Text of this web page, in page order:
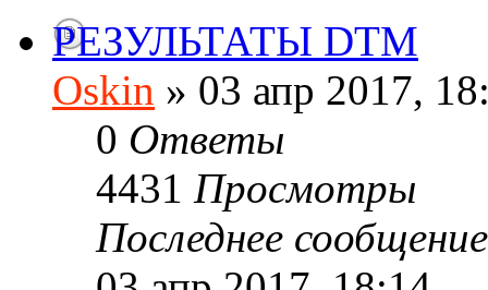
РЕЗУЛЬТАТЫ DTM
Oskin » 03 апр 2017,
0 Ответы
4431 Просмотры
Последнее